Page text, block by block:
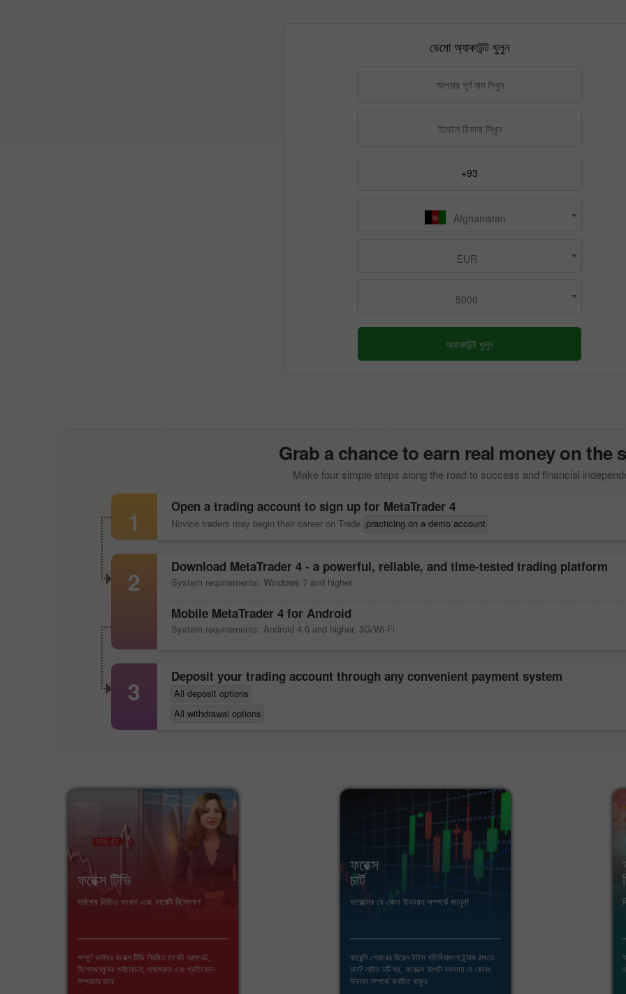
ডেমো অ্যাকাউন্ট খুলুন
Afghanistan
EUR
5000
অ্যাকাউন্ট খুলুন
Grab a chance to earn real money on the
Make four simple steps along the road to success and financial
1 Open a trading account to sign up for MetaTrader 4
Novice traders may begin their career on Trade practicing on a demo account
2 Download MetaTrader 4 - a powerful, reliable, and time-tested trading platform
System requirements: Windows 7 and higher
Mobile MetaTrader 4 for Android
System requirements: Android 4.0 and higher, 3G/Wi-Fi
3 Deposit your trading account through any convenient payment system
All deposit options
All withdrawal options
ফরেক্স টিভি
সর্বশেষ ভিডিও সংবাদ এবং মার্কেট বিশ্লেষণ
সম্পূর্ণ কার্যকর ফরেক্স টিভি নিয়মিত মার্কেট আপডেট,
বিশ্লেষণমূলক পর্যালোচনা, সাক্ষাৎকার এবং প্রতিবেদন
সম্প্রচার করে
ফরেক্স
চার্ট
ফরেক্সের যে কোন উন্নয়ন সম্পর্কে জানুন!
কারেন্সি পেয়ারের রিয়েল-টাইম গতিবিধাগুলো ট্র্যাক রাখতে
চান? লাইভ চার্ট সহ, ফরেক্সে আপনি সবসময় যে কোনও
উন্নয়ন সম্পর্কে অবহিত থাকুন